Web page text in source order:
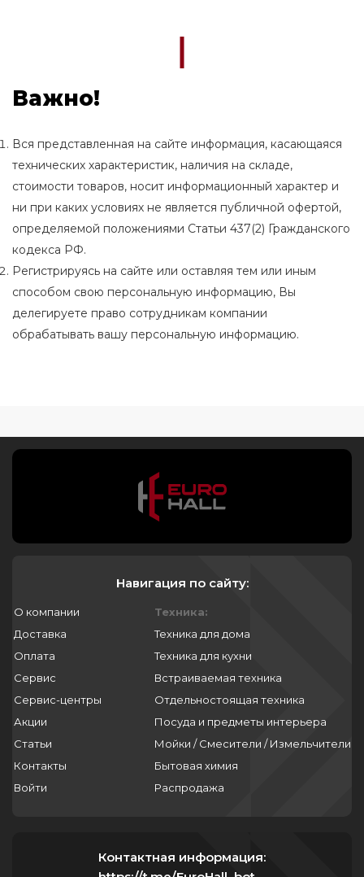
Важно!
Вся представленная на сайте информация, касающаяся
технических характеристик, наличия на складе,
стоимости товаров, носит информационный характер и
ни при каких условиях не является публичной офертой,
определяемой положениями Статьи 437(2) Гражданского
кодекса РФ.
Регистрируясь на сайте или оставляя тем или иным
способом свою персональную информацию, Вы
делегируете право сотрудникам компании
обрабатывать вашу персональную информацию.
Навигация по сайту:
О компании
Доставка
Оплата
Сервис
Сервис-центры
Акции
Статьи
Контакты
Войти
Техника:
Техника для дома
Техника для кухни
Встраиваемая техника
Отдельностоящая техника
Посуда и предметы интерьера
Мойки / Смесители / Измельчители
Бытовая химия
Распродажа
Контактная информация: